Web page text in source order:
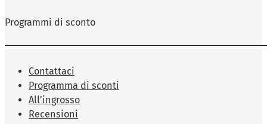
Programmi di sconto
Contattaci
Programma di sconti
All’ingrosso
Recensioni